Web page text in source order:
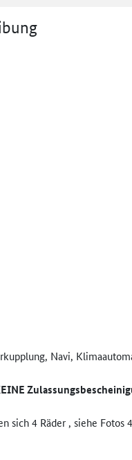
Navi,
sich 4 Räder , siehe Fotos